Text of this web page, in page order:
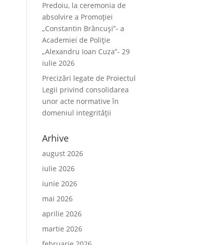
Predoiu, la ceremonia de
absolvire a Promoției
„Constantin Brâncuși”- a
Academiei de Poliție
„Alexandru Ioan Cuza”- 29
iulie 2026
Precizări legate de Proiectul
Legii privind consolidarea
unor acte normative în
domeniul integrității
Arhive
august 2026
iulie 2026
iunie 2026
mai 2026
aprilie 2026
martie 2026